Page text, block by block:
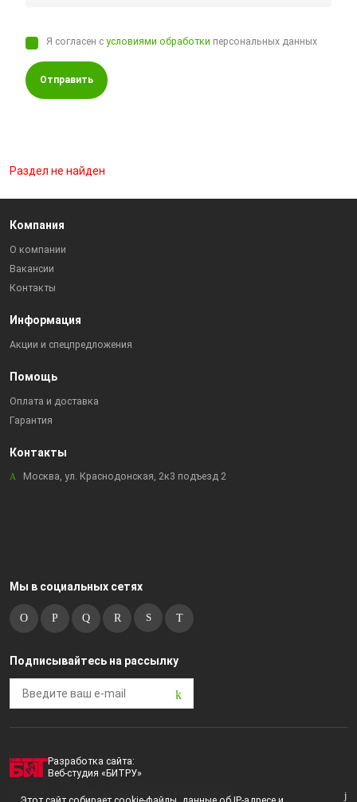
Я согласен сусловиями обработки персональных данных
Отправить
Раздел не найден
Компания
О компании
Вакансии
Контакты
Информация
Акции и спецпредложения
Помощь
Оплата и доставка
Гарантия
Контакты
Москва, ул. Краснодонская, 2к3 подъезд 2
Мы в социальных сетях
Подписывайтесь на рассылку
Разработка сайта:
Веб-студия «БИТРУ»
2023 © i-market |
Пользовательское соглашение